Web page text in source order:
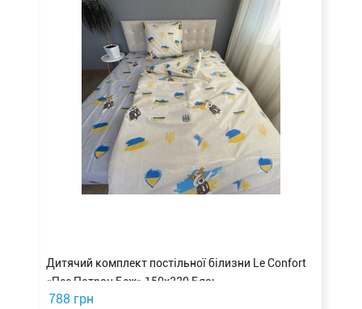
Дитячий комплект постільної білизни Le Confort
«Пес Патрон Беж» 150x220 Бязь
788 грн